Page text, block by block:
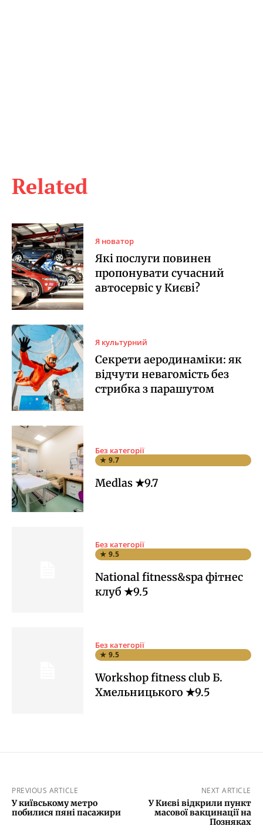
Related
Я новатор
Які послуги повинен
пропонувати сучасний
автосервіс у Києві?
Я культурний
Секрети аеродинаміки: як
відчути невагомість без
стрибка з парашутом
Без категорії
★ 9.7
Medlas ★9.7
Без категорії
★ 9.5
National fitness&spa фітнес
клуб ★9.5
Без категорії
★ 9.5
Workshop fitness club Б.
Хмельницького ★9.5
PREVIOUS ARTICLE
У київському метро
побилися пяні пасажири
NEXT ARTICLE
У Києві відкрили пункт
масової вакцинації на
Позняках